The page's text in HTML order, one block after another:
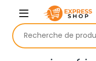
Skip to navigation
Skip to content
Recherche pour :